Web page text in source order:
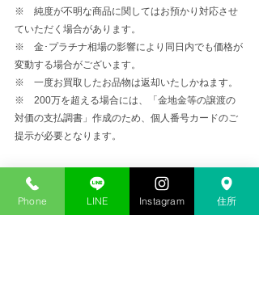
※　純度が不明な商品に関してはお預かり対応させ
ていただく場合があります。
※　金･プラチナ相場の影響により同日内でも価格が
変動する場合がございます。
※　一度お買取したお品物は返却いたしかねます。
※　200万を超える場合には、「金地金等の譲渡の
対価の支払調書」作成のため、個人番号カードのご
提示が必要となります。
金プラチナ高価買取
Phone LINE Instagram 住所